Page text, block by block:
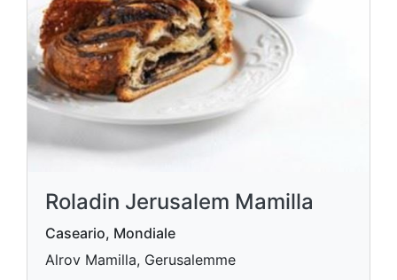
Roladin Jerusalem Mamilla
Caseario, Mondiale
Alrov Mamilla, Gerusalemme